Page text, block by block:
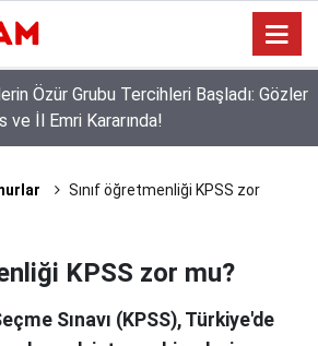
Özür Grubu Tercihleri Başladı: Gözler
ve İl Emri Kararında!
Sınıf öğretmenliği KPSS zor
KPSS zor mu?
Sınavı (KPSS), Türkiye'de